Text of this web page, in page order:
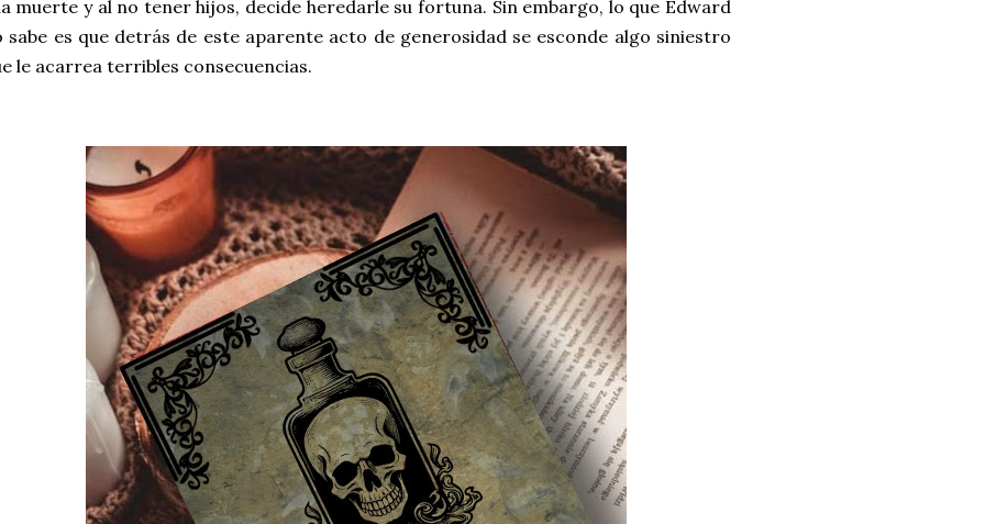
muerte y al no tener hijos, decide heredarle su fortuna. Sin embargo, lo que Edward
sabe es que detrás de este aparente acto de generosidad se esconde algo siniestro
le acarrea terribles consecuencias.